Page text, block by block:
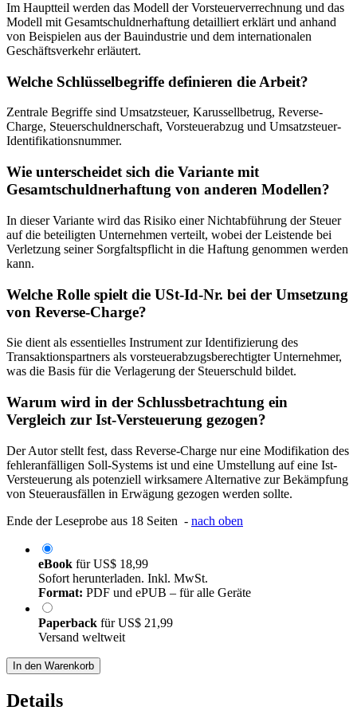
Im Hauptteil werden das Modell der Vorsteuerverrechnung und das
Modell mit Gesamtschuldnerhaftung detailliert erklärt und anhand
von Beispielen aus der Bauindustrie und dem internationalen
Geschäftsverkehr erläutert.
Welche Schlüsselbegriffe definieren die Arbeit?
Zentrale Begriffe sind Umsatzsteuer, Karussellbetrug, Reverse-
Charge, Steuerschuldnerschaft, Vorsteuerabzug und Umsatzsteuer-
Identifikationsnummer.
Wie unterscheidet sich die Variante mit
Gesamtschuldnerhaftung von anderen Modellen?
In dieser Variante wird das Risiko einer Nichtabführung der Steuer
auf die beteiligten Unternehmen verteilt, wobei der Leistende bei
Verletzung seiner Sorgfaltspflicht in die Haftung genommen werden
kann.
Welche Rolle spielt die USt-Id-Nr. bei der Umsetzung
von Reverse-Charge?
Sie dient als essentielles Instrument zur Identifizierung des
Transaktionspartners als vorsteuerabzugsberechtigter Unternehmer,
was die Basis für die Verlagerung der Steuerschuld bildet.
Warum wird in der Schlussbetrachtung ein
Vergleich zur Ist-Versteuerung gezogen?
Der Autor stellt fest, dass Reverse-Charge nur eine Modifikation des
fehleranfälligen Soll-Systems ist und eine Umstellung auf eine Ist-
Versteuerung als potenziell wirksamere Alternative zur Bekämpfung
von Steuerausfällen in Erwägung gezogen werden sollte.
Ende der Leseprobe aus 18 Seiten - nach oben
eBook fürUS$ 18,99
Sofort herunterladen. Inkl. MwSt.
Format: PDF und ePUB – für alle Geräte
Paperback fürUS$ 21,99
Versand weltweit
In den Warenkorb
Details